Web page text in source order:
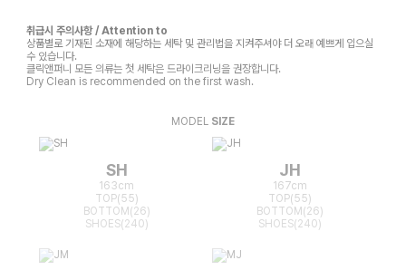
취급시 주의사항 / Attention to
상품별로 기재된 소재에 해당하는 세탁 및 관리법을 지켜주셔야 더 오래 예쁘게 입으실
수 있습니다.
클릭앤퍼니 모든 의류는 첫 세탁은 드라이크리닝을 권장합니다.
Dry Clean is recommended on the first wash.
MODEL SIZE
SH
163cm
TOP(55)
BOTTOM(26)
SHOES(240)
JH
167cm
TOP(55)
BOTTOM(26)
SHOES(240)